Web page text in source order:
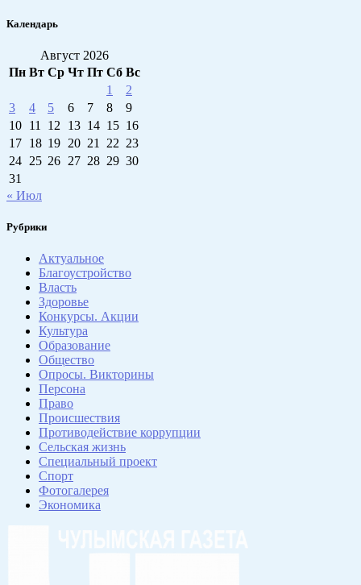
Календарь
Август 2026
Пн Вт Ср Чт Пт Сб Вс
1
2
3
4 5 6 7 8
9
10 11 12 13 14 15 16
17 18 19 20 21 22 23
24 25 26 27 28 29 30
31
« Июл
Рубрики
Актуальное
Благоустройство
Власть
Здоровье
Конкурсы. Акции
Культура
Образование
Общество
Опросы. Викторины
Персона
Право
Происшествия
Противодействие коррупции
Сельская жизнь
Специальный проект
Спорт
Фотогалерея
Экономика